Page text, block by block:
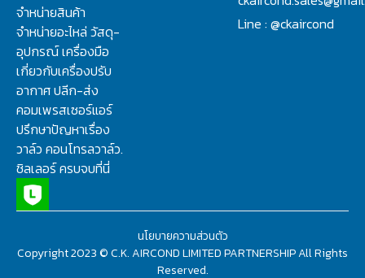
จำหน่ายสินค้า
จำหน่ายอะไหล่ วัสดุ-
อุปกรณ์ เครื่องมือ
เกี่ยวกับเครื่องปรับ
อากาศ ปลีก-ส่ง
คอมเพรสเซอร์แอร์
ปรึกษาปัญหาเรื่อง
วาล์ว คอนโทรลวาล์ว.
ชิลเลอร์ ครบจบที่นี่
Line : @ckaircond
Copyright 2023 © C.K. AIRCOND LIMITED PARTNERSHIP All Rights
Reserved.
นโยบายความส่วนตัว